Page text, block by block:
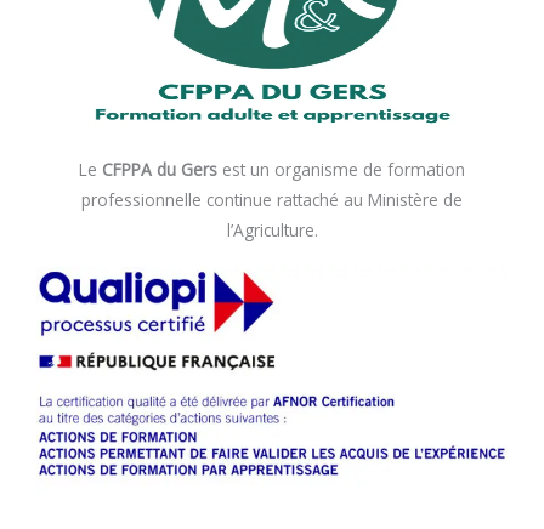
Le CFPPA du Gers est un organisme de formation
professionnelle continue rattaché au Ministère de
l’Agriculture.